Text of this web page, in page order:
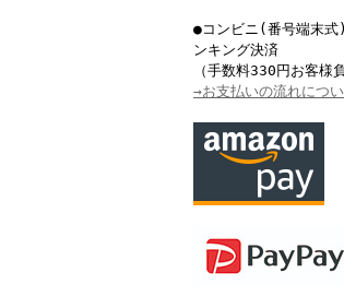
●コンビニ(番号端末式
ンキング決済
（手数料330円お客様
→お支払いの流れにつ